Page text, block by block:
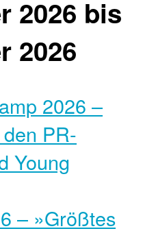
2026 bis
2026
2026 –
PR-
Young
– »Größtes